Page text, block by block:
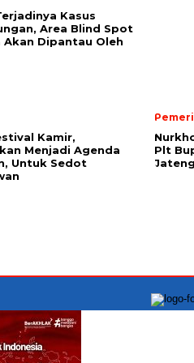
Kasus
Area Blind Spot
Akan Dipantau Oleh
Kamir,
Menjadi Agenda
Untuk Sedot
Plt
Jateng
PT.INDONESIA
Jln Raya Kelapa Gading